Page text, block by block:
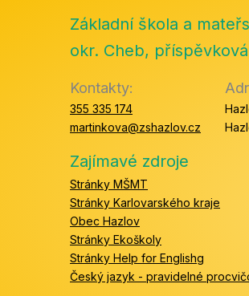
Základní škola a
okr. Cheb,
Kontakty:
355 335 174
martinkova@zshazlov.cz
Zajímavé zdroje
Stránky MŠMT
Stránky Karlovarského kraje
Obec Hazlov
Stránky Ekoškoly
Stránky Help for Englishg
Český jazyk - pravidelné